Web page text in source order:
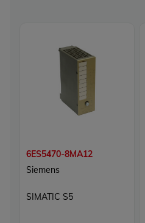
6ES5470-8MA12
Siemens
SIMATIC S5